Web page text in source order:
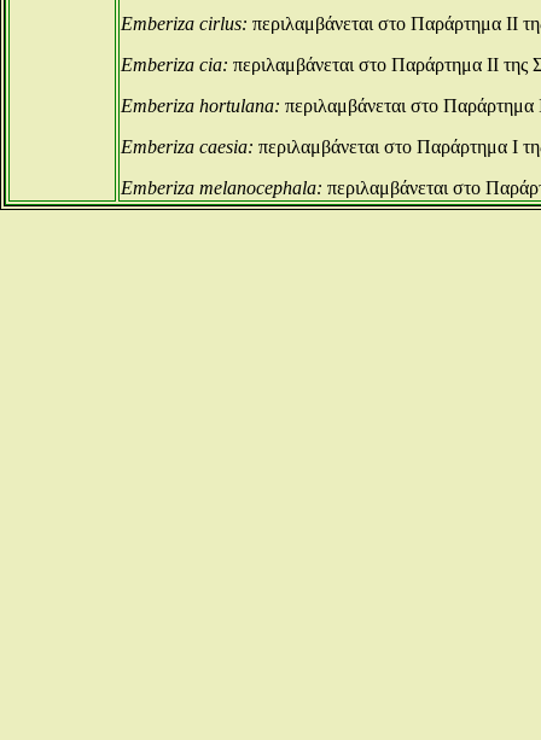
Emberiza cirlus: περιλαμβάνεται στο Παράρτημα ΙΙ
Emberiza cia: περιλαμβάνεται στο Παράρτημα ΙΙ της
Emberiza hortulana: περιλαμβάνεται στο
Emberiza caesia: περιλαμβάνεται στο Παράρτημα Ι
Emberiza melanocephala: περιλαμβάνεται στο